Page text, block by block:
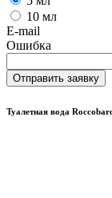
10 мл
E-mail
Ошибка
Отправить заявку
Туалетная вода